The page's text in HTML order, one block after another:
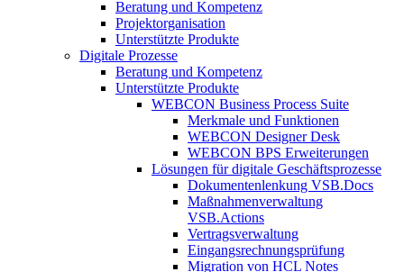
Beratung und Kompetenz
Projektorganisation
Unterstützte Produkte
Digitale Prozesse
Beratung und Kompetenz
Unterstützte Produkte
WEBCON Business Process Suite
Merkmale und Funktionen
WEBCON Designer Desk
WEBCON BPS Erweiterungen
Lösungen für digitale Geschäftsprozesse
Dokumentenlenkung VSB.Docs
Maßnahmenverwaltung
VSB.Actions
Vertragsverwaltung
Eingangsrechnungs­prüfung
Migration von HCL Notes